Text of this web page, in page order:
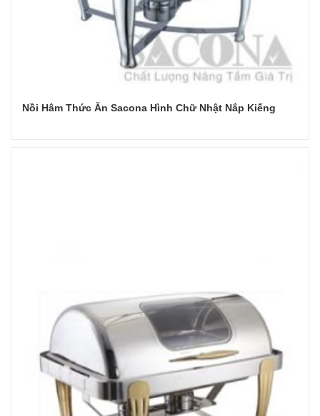
Nồi Hâm Thức Ăn Sacona Hình Chữ Nhật Nắp Kiếng